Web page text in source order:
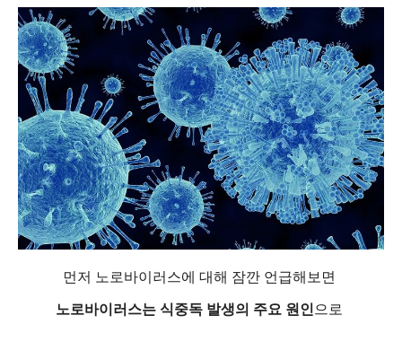
먼저 노로바이러스에 대해 잠깐 언급해보면
노로바이러스는 식중독 발생의 주요 원인 으로